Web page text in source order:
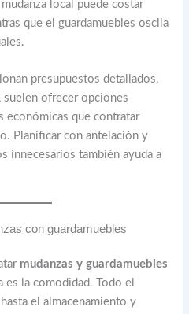
local puede costar
que el guardamuebles oscila
presupuestos detallados,
suelen ofrecer opciones
económicas que contratar
Planificar con antelación y
innecesarios también ayuda a
con guardamuebles
mudanzas y guardamuebles
es la comodidad. Todo el
el almacenamiento y